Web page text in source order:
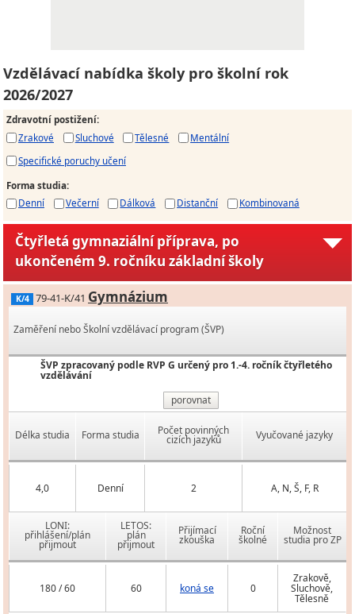
Vzdělávací nabídka školy pro školní rok
2026/2027
Zdravotní postižení:
Zrakové
Sluchové Tělesné
Mentální
Specifické poruchy učení
Forma studia:
Denní
Večerní Dálková Distanční Kombinovaná
Čtyřletá gymnaziální příprava, po
ukončeném 9. ročníku základní školy
K/4 79-41-K/41 Gymnázium
Zaměření nebo Školní vzdělávací program (ŠVP)
ŠVP zpracovaný podle RVP G určený pro 1.-4. ročník čtyřletého
vzdělávání
porovnat
Délka studia Forma studia Počet povinných
cizích jazyků Vyučované jazyky
4,0 Denní 2 A, N, Š, F, R
LONI:
přihlášení/plán
přijmout
LETOS:
plán
přijmout
Přijímací
zkouška
Roční
školné
Možnost
studia pro ZP
180 / 60 60 koná se 0
Zrakově,
Sluchově,
Tělesně